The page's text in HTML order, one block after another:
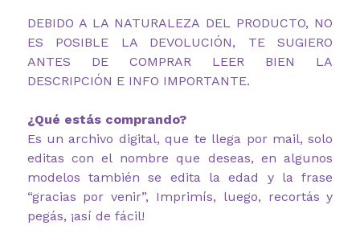
DEBIDO A LA NATURALEZA DEL PRODUCTO, NO
ES POSIBLE LA DEVOLUCIÓN, TE SUGIERO
ANTES DE COMPRAR LEER BIEN LA
DESCRIPCIÓN E INFO IMPORTANTE.
¿Qué estás comprando?
Es un archivo digital, que te llega por mail, solo
editas con el nombre que deseas, en algunos
modelos también se edita la edad y la frase
“gracias por venir”, Imprimís, luego, recortás y
pegás, ¡así de fácil!